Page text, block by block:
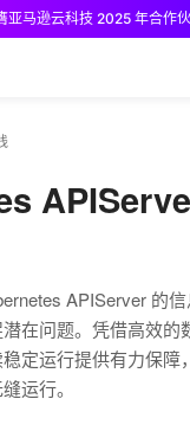
亚马逊云科技 2025 年合作
APIServer 的
在问题。凭借高效的
定运行提供有力保障
运行。